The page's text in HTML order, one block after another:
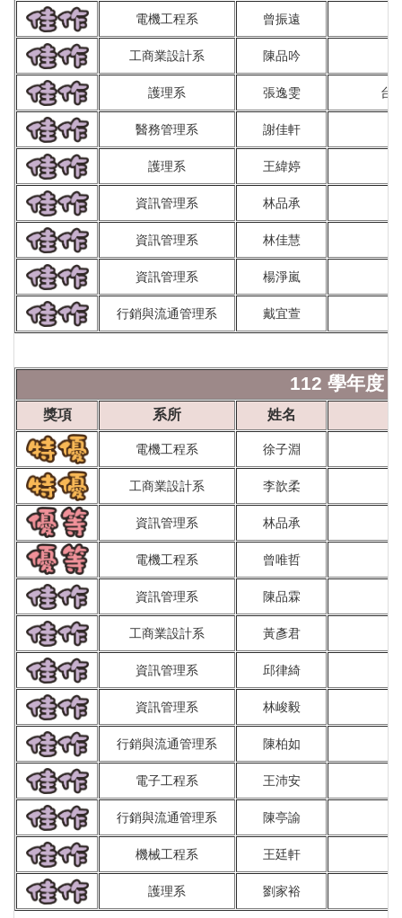
電機工程系 曾振遠
工商業設計系 陳品吟
護理系 張逸雯 台
醫務管理系 謝佳軒
護理系 王緯婷
資訊管理系 林品承
資訊管理系 林佳慧
資訊管理系 楊淨嵐
行銷與流通管理系 戴宜萱
112 學年度
獎項 系所 姓名
電機工程系 徐子淵
工商業設計系 李歆柔
資訊管理系 林品承
電機工程系 曾唯哲
資訊管理系 陳品霖
工商業設計系 黃彥君
資訊管理系 邱律綺
資訊管理系 林峻毅
行銷與流通管理系 陳柏如
電子工程系 王沛安
行銷與流通管理系 陳亭諭
機械工程系 王廷軒
護理系 劉家裕